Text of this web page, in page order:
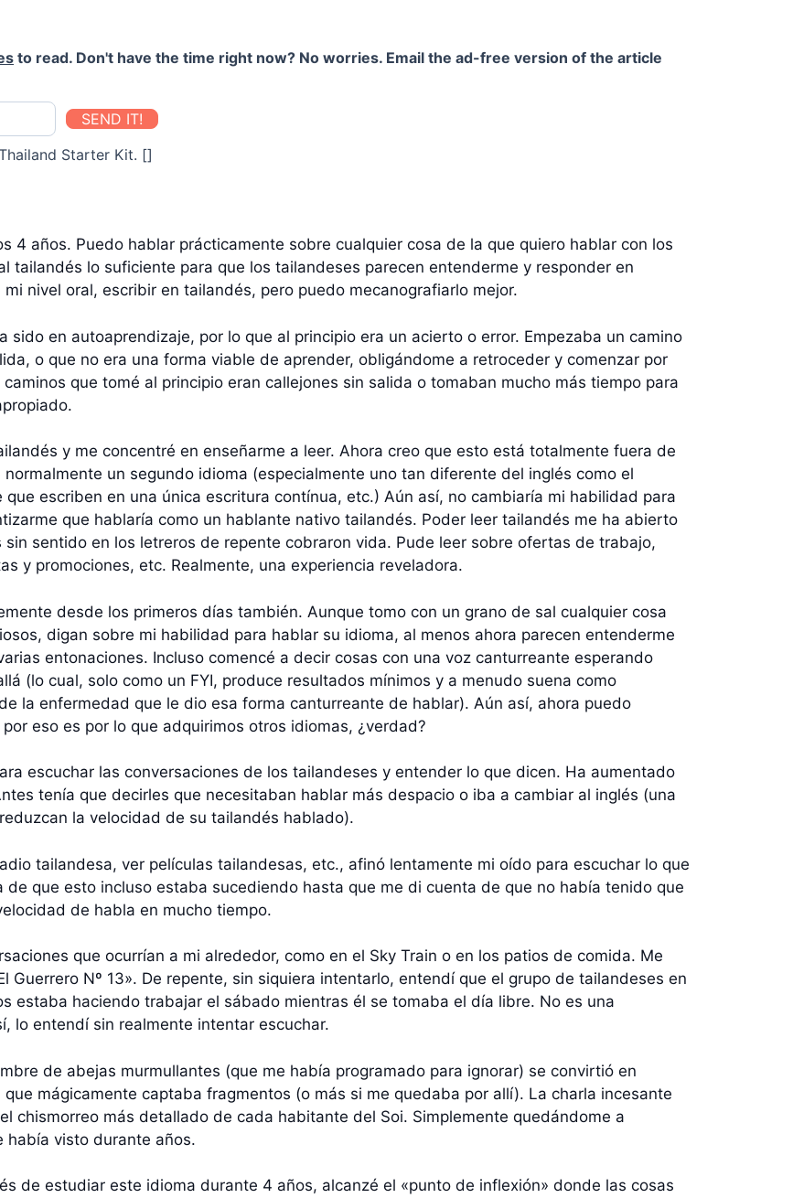
to read. Don't have the time right now? No worries. Email the ad-free version of the article
SEND IT!
Starter Kit. []
4 años. Puedo hablar prácticamente sobre cualquier cosa de la que quiero hablar con los
tailandés lo suficiente para que los tailandeses parecen entenderme y responder en
nivel oral, escribir en tailandés, pero puedo mecanografiarlo mejor.
en autoaprendizaje, por lo que al principio era un acierto o error. Empezaba un camino
o que no era una forma viable de aprender, obligándome a retroceder y comenzar por
que tomé al principio eran callejones sin salida o tomaban mucho más tiempo para
y me concentré en enseñarme a leer. Ahora creo que esto está totalmente fuera de
un segundo idioma (especialmente uno tan diferente del inglés como el
escriben en una única escritura contínua, etc.) Aún así, no cambiaría mi habilidad para
que hablaría como un hablante nativo tailandés. Poder leer tailandés me ha abierto
sentido en los letreros de repente cobraron vida. Pude leer sobre ofertas de trabajo,
y promociones, etc. Realmente, una experiencia reveladora.
desde los primeros días también. Aunque tomo con un grano de sal cualquier cosa
digan sobre mi habilidad para hablar su idioma, al menos ahora parecen entenderme
entonaciones. Incluso comencé a decir cosas con una voz canturreante esperando
(lo cual, solo como un FYI, produce resultados mínimos y a menudo suena como
la enfermedad que le dio esa forma canturreante de hablar). Aún así, ahora puedo
eso es por lo que adquirimos otros idiomas, ¿verdad?
escuchar las conversaciones de los tailandeses y entender lo que dicen. Ha aumentado
tenía que decirles que necesitaban hablar más despacio o iba a cambiar al inglés (una
la velocidad de su tailandés hablado).
tailandesa, ver películas tailandesas, etc., afinó lentamente mi oído para escuchar lo que
que esto incluso estaba sucediendo hasta que me di cuenta de que no había tenido que
de habla en mucho tiempo.
que ocurrían a mi alrededor, como en el Sky Train o en los patios de comida. Me
Guerrero Nº 13». De repente, sin siquiera intentarlo, entendí que el grupo de tailandeses en
estaba haciendo trabajar el sábado mientras él se tomaba el día libre. No es una
lo entendí sin realmente intentar escuchar.
de abejas murmullantes (que me había programado para ignorar) se convirtió en
mágicamente captaba fragmentos (o más si me quedaba por allí). La charla incesante
chismorreo más detallado de cada habitante del Soi. Simplemente quedándome a
había visto durante años.
de estudiar este idioma durante 4 años, alcanzé el «punto de inflexión» donde las cosas